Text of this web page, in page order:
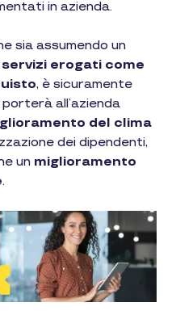
in azienda.
sia assumendo un
erogati come
, è sicuramente
all’azienda
del clima
dei dipendenti,
un miglioramento
.